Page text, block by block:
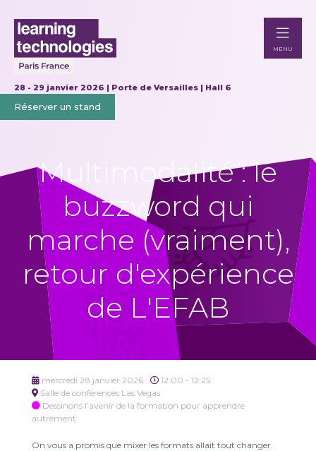
28 - 29 janvier 2026 | Porte de Versailles | Hall 6
Réserver un stand
MENU
Multimodalité : le
buzzword qui
marche (vraiment),
retour d'expérience
de L'EFAB
mercredi 28 janvier 2026
12:00 - 12:25
Salle de conférences Las Vegas
Dessinons l’avenir de la formation pour apprendre
autrement
On vous a promis que mixer les formats allait tout changer.